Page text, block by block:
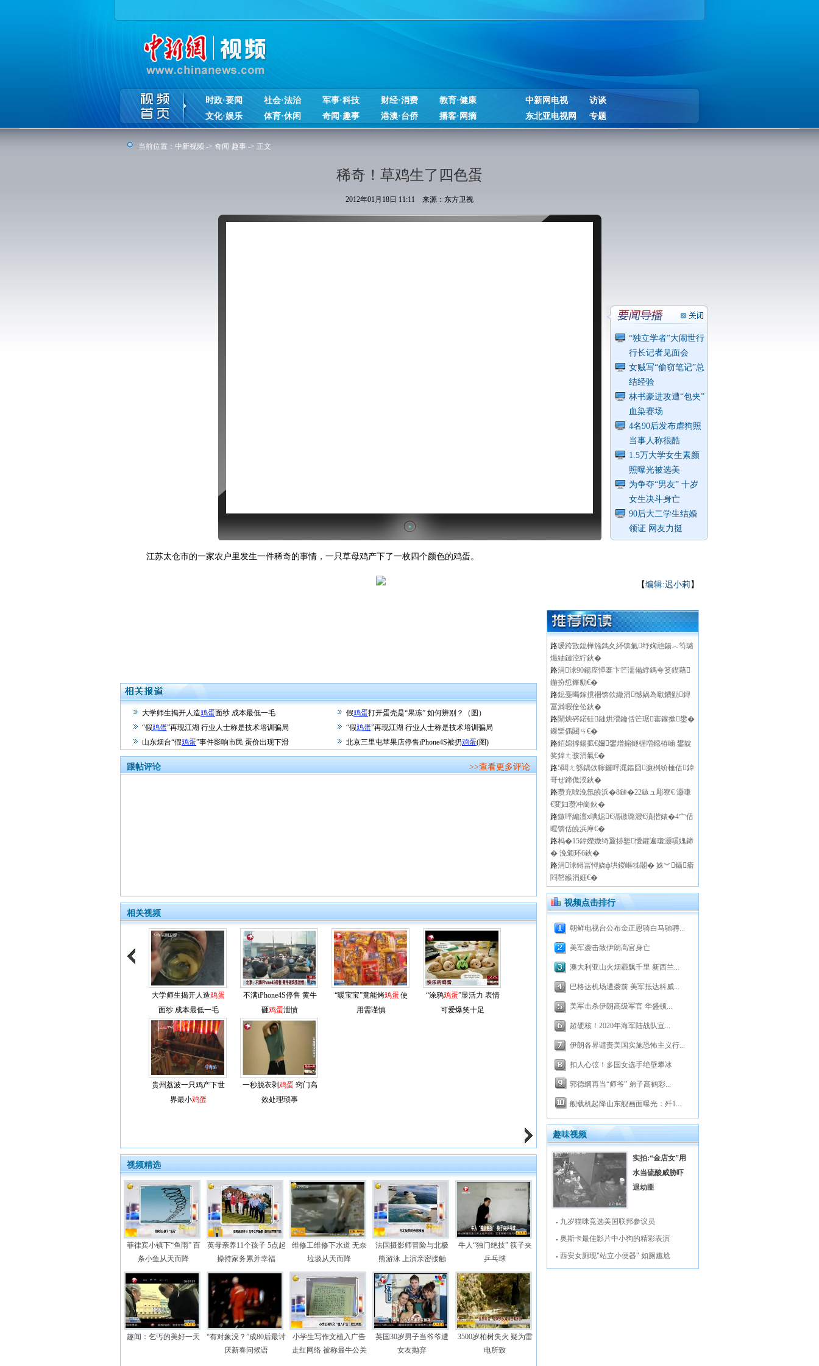
时政·要闻 社会·法治 军事·科技 财经·消费
教育·健康
文化·娱乐
体育·休闲 奇闻·趣事 港澳·台侨 播客·网摘
中新网电视
访谈
东北亚电视网
专题
当前位置： 中新视频 -> 奇闻·趣事 -> 正文
稀奇！草鸡生了四色蛋
2012年01月18日 11:11 来源：东方卫视
“独立学者”大闹世行
行长记者见面会
女贼写“偷窃笔记”总
结经验
林书豪进攻遭“包夹”
血染赛场
4名90后发布虐狗照
当事人称很酷
1.5万大学女生素颜
照曝光被选美
为争夺“男友” 十岁
女生决斗身亡
90后大二学生结婚
领证 网友力挺
江苏太仓市的一家农户里发生一件稀奇的事情，一只草母鸡产下了一枚四个颜色的鸡蛋。
【编辑:迟小莉 】
大学师生揭开人造鸡蛋面纱 成本最低一毛 假鸡蛋打开蛋壳是“果冻” 如何辨别？（图）
“假鸡蛋”再现江湖 行业人士称是技术培训骗局 “假鸡蛋”再现江湖 行业人士称是技术培训骗局
山东烟台“假鸡蛋”事件影响市民 蛋价出现下滑 北京三里屯苹果店停售iPhone4S被扔鸡蛋(图)
跟帖评论 >>查看更多评论
相关视频
大学师生揭开人造鸡蛋
面纱 成本最低一毛
不满iPhone4S停售 黄牛
砸鸡蛋泄愤
“暖宝宝”竟能烤鸡蛋 使
用需谨慎
“涂鸦鸡蛋”显活力 表情
可爱爆笑十足
贵州荔波一只鸡产下世
界最小鸡蛋
一秒脱衣剥鸡蛋 窍门高
效处理琐事
视频精选
菲律宾小镇下“鱼雨” 百
条小鱼从天而降
英母亲养11个孩子 5点起
操持家务累并幸福
维修工维修下水道 无奈
垃圾从天而降
法国摄影师冒险与北极
熊游泳 上演亲密接触
牛人“独门绝技” 筷子夹
乒乓球
趣闻：乞丐的美好一天
“有对象没？”成80后最讨
厌新春问候语
小学生写作文植入广告
走红网络 被称最牛公关
英国30岁男子当爷爷遭
女友抛弃
3500岁柏树失火 疑为雷
电所致
路瑗跨敳鎴樺箷鎷夊紑锛氭纾婅兘鍚︿笉璐
熶紬鏈涳紵鈥�
路涓浗90鍚庢憚褰卞笀濡備綍鎷夸笅鍥藉
鍦扮悊鎽勨€�
路鎴戞暍鎵撹祵锛佽繖涓憾娲為噷鐨勭鐞
冨満瑕佺伀鈥�
路闈炴硶鍩硅鏈烘瀯鑰佸笀琚寚鎵撳鐢�
鏁欒偛閮ㄢ€�
路銆婂摢鍚掋€嬭鐢熷搧鐩楃増鐚栫崡 鐢靛
奖鍏ㄤ骇涓氣€�
路5閮ㄤ綔鍝佽幏鑼呯浘鏂囧濂栵紒棰佸鍏
哥ぜ鍗佹湀鈥�
路瓒充唬浼氬皢浜�8鏈�22鏃ュ彫寮€ 灏嗛
€変妇瓒冲崗鈥�
路鏃呯編澶х唺鐚€滆礉璐濃€濆揩婊�4宀佸
暒锛佸皢浜庘€�
路杩�15鍏嬫媺绮夐捇鐜懓鑺遍瓊灏嗘媿鍗
� 浼颁环6鈥�
路涓浗鐞冨憳娆ф垬鍐嶇牬闂� 姝︾鑷瘉
閰嶅緱涓娾€�
视频点击排行
朝鲜电视台公布金正恩骑白马驰骋...
美军袭击致伊朗高官身亡
澳大利亚山火烟霾飘千里 新西兰...
巴格达机场遭袭前 美军抵达科威...
美军击杀伊朗高级军官 华盛顿...
超硬核！2020年海军陆战队宣...
伊朗各界谴责美国实施恐怖主义行...
扣人心弦！多国女选手绝壁攀冰
郭德纲再当“师爷” 弟子高鹤彩...
舰载机起降山东舰画面曝光：歼1...
趣味视频
实拍:“金店女”用
水当硫酸威胁吓
退劫匪
九岁猫咪竞选美国联邦参议员
奥斯卡最佳影片中小狗的精彩表演
西安女厕现"站立小便器" 如厕尴尬